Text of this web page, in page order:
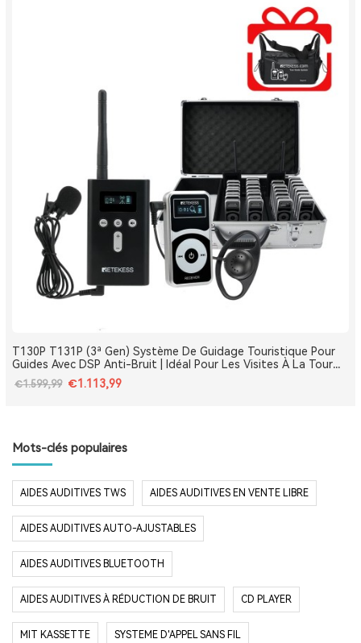
T130P T131P (3ª Gen) Système De Guidage Touristique Pour
Guides Avec DSP Anti-Bruit | Idéal Pour Les Visites À La Tour
Eiffel, Le Louvre, Versailles Et Les Monuments De France
€1.599,99 €1.113,99
Mots-clés populaires
AIDES AUDITIVES TWS AIDES AUDITIVES EN VENTE LIBRE
AIDES AUDITIVES AUTO-AJUSTABLES
AIDES AUDITIVES BLUETOOTH
AIDES AUDITIVES À RÉDUCTION DE BRUIT CD PLAYER
MIT KASSETTE SYSTEME D'APPEL SANS FIL